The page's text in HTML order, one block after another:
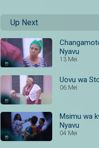
Up Next
Nyavu
13 Mei
Uovu wa
06 Mei
Msimu wa
Nyavu
04 Mei